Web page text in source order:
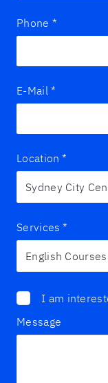
Phone *
E-Mail *
Location *
Services *
I am
Message